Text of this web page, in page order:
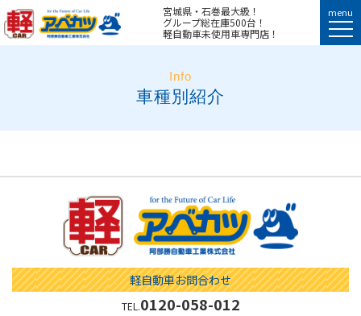
宮城県・石巻最大級！
グループ総在庫500台！
軽自動車未使用車専門店！
menu
Info
車種別紹介
軽自動車お問合わせ
TEL.0120-058-012